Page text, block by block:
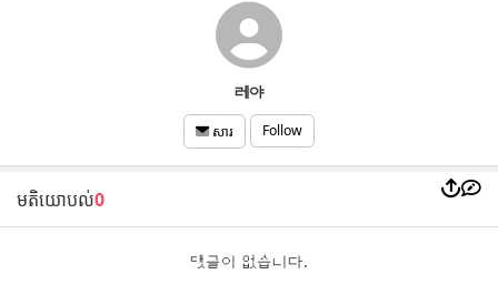
레야
សារ Follow
មតិយោបល់0
댓글이 없습니다.